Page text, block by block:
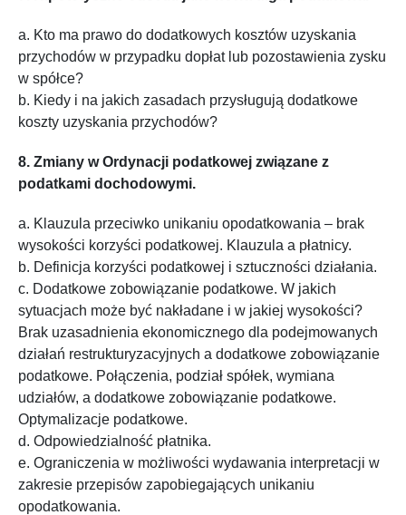
a. Kto ma prawo do dodatkowych kosztów uzyskania
przychodów w przypadku dopłat lub pozostawienia zysku
w spółce?
b. Kiedy i na jakich zasadach przysługują dodatkowe
koszty uzyskania przychodów?
8. Zmiany w Ordynacji podatkowej związane z
podatkami dochodowymi.
a. Klauzula przeciwko unikaniu opodatkowania – brak
wysokości korzyści podatkowej. Klauzula a płatnicy.
b. Definicja korzyści podatkowej i sztuczności działania.
c. Dodatkowe zobowiązanie podatkowe. W jakich
sytuacjach może być nakładane i w jakiej wysokości?
Brak uzasadnienia ekonomicznego dla podejmowanych
działań restrukturyzacyjnych a dodatkowe zobowiązanie
podatkowe. Połączenia, podział spółek, wymiana
udziałów, a dodatkowe zobowiązanie podatkowe.
Optymalizacje podatkowe.
d. Odpowiedzialność płatnika.
e. Ograniczenia w możliwości wydawania interpretacji w
zakresie przepisów zapobiegających unikaniu
opodatkowania.